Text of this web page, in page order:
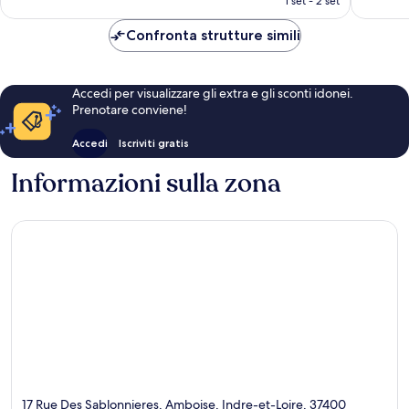
84 €
Confronta strutture simili
Accedi per visualizzare gli extra e gli sconti idonei.
Prenotare conviene!
Accedi Iscriviti gratis
Informazioni sulla zona
17 Rue Des Sablonnieres, Amboise, Indre-et-Loire, 37400